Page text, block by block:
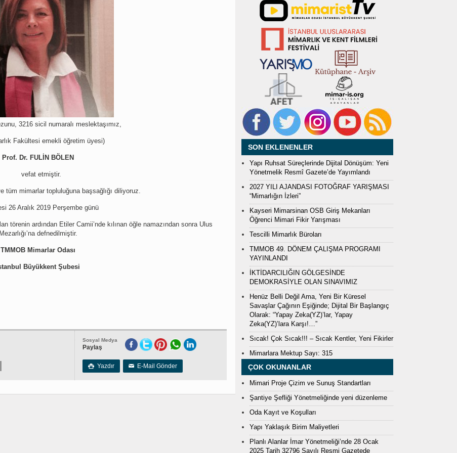
3216 sicil numaralı meslektaşımız,
Fakültesi emekli öğretim üyesi)
Prof. Dr. FULİN BÖLEN
vefat etmiştir.
tüm mimarlar topluluğuna başsağlığı diliyoruz.
26 Aralık 2019 Perşembe günü
törenin ardından Etiler Camii’nde kılınan öğle namazından sonra Ulus
Mezarlığı’na defnedilmiştir.
TMMOB Mimarlar Odası
Büyükkent Şubesi
Sosyal Medya
Paylaş
 Yazdır ✉ E-Mail Gönder
SON EKLENENLER
Yapı Ruhsat Süreçlerinde Dijital Dönüşüm: Yeni
Yönetmelik Resmî Gazete’de Yayımlandı
2027 YILI AJANDASI FOTOĞRAF YARIŞMASI
“Mimarlığın İzleri”
Kayseri Mimarsinan OSB Giriş Mekanları
Öğrenci Mimari Fikir Yarışması
Tescilli Mimarlık Büroları
TMMOB 49. DÖNEM ÇALIŞMA PROGRAMI
YAYINLANDI
İKTİDARCILIĞIN GÖLGESİNDE
DEMOKRASİYLE OLAN SINAVIMIZ
Henüz Belli Değil Ama, Yeni Bir Küresel
Savaşlar Çağının Eşiğinde; Dijital Bir Başlangıç
Olarak: “Yapay Zeka(YZ)’lar, Yapay
Zeka(YZ)’lara Karşı!…”
Sıcak! Çok Sıcak!!! – Sıcak Kentler, Yeni Fikirler
Mimarlara Mektup Sayı: 315
ÇOK OKUNANLAR
Mimari Proje Çizim ve Sunuş Standartları
Şantiye Şefliği Yönetmeliğinde yeni düzenleme
Oda Kayıt ve Koşulları
Yapı Yaklaşık Birim Maliyetleri
Planlı Alanlar İmar Yönetmeliği’nde 28 Ocak
2025 Tarih 32796 Sayılı Resmi Gazetede